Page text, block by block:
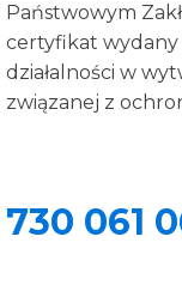
Państwowym
certyfikat wydany
działalności w
związanej z
730 061